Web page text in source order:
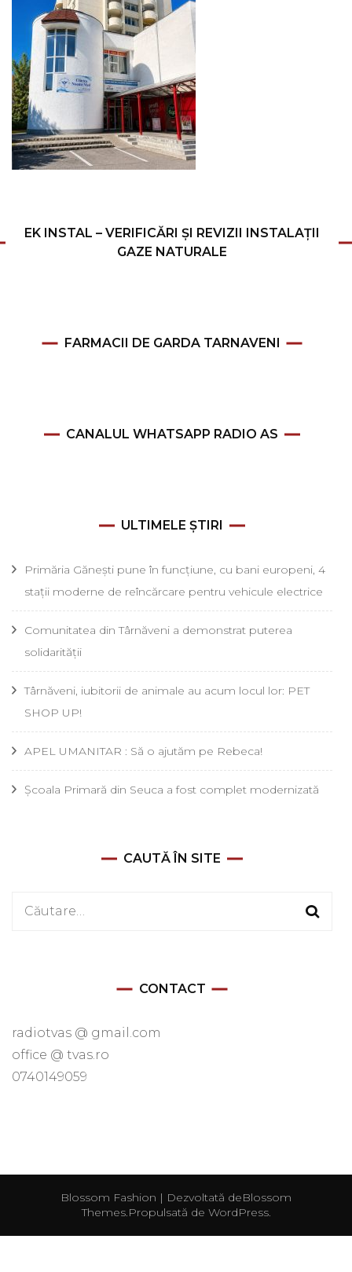
EK INSTAL – VERIFICĂRI ȘI REVIZII INSTALAȚII
GAZE NATURALE
FARMACII DE GARDA TARNAVENI
CANALUL WHATSAPP RADIO AS
ULTIMELE ȘTIRI
Primăria Gănești pune în funcțiune, cu bani europeni, 4
stații moderne de reîncărcare pentru vehicule electrice
Comunitatea din Târnăveni a demonstrat puterea
solidarității
Târnăveni, iubitorii de animale au acum locul lor: PET
SHOP UP!
APEL UMANITAR : Să o ajutăm pe Rebeca!
Școala Primară din Seuca a fost complet modernizată
CAUTĂ ÎN SITE
Caută
CONTACT
radiotvas @ gmail.com
office @ tvas.ro
0740149059
Blossom Fashion | Dezvoltată deBlossom
Themes.Propulsată de WordPress.